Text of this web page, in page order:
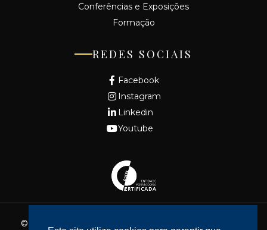
Conferências e Exposições
Formação
REDES SOCIAIS
Facebook
Instagram
Linkedin
Youtube
© 2026 - Fundação Cidade de Lisboa. Todos os direitos